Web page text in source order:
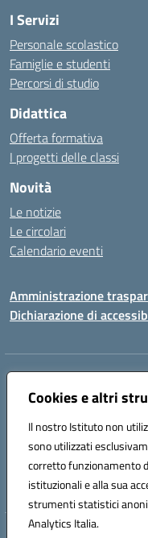
Cookies e altri
Il nostro Istituto non
sono utilizzati
corretto funzionamento
istituzionali e alla sua
strumenti statistici
Analytics Italia.
I Servizi
Personale scolastico
Famiglie e studenti
Percorsi di studio
Didattica
Offerta formativa
I progetti delle classi
Novità
Le notizie
Le circolari
Calendario eventi
Amministrazione
Dichiarazione di
Indirizzo:
Centralino:+39 071 89 52 08
Codice fiscale: 93084540421
Codice meccanografico:
Codice unico di fatturazione